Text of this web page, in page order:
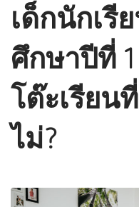
เด็กนักเรี
ศึกษาปีที่
โต๊ะเรียน
ไม่?